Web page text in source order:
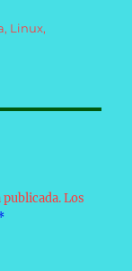
, Linux,
Los